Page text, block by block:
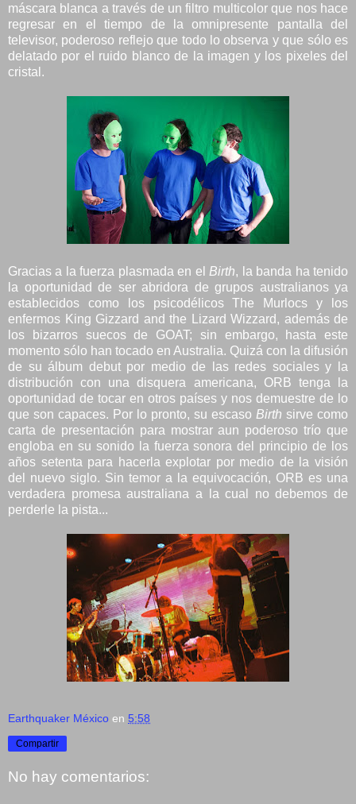
máscara blanca a través de un filtro multicolor que nos hace
regresar en el tiempo de la omnipresente pantalla del
televisor, poderoso reflejo que todo lo observa y que sólo es
delatado por el ruido blanco de la imagen y los pixeles del
cristal.
Gracias a la fuerza plasmada en el Birth, la banda ha tenido
la oportunidad de ser abridora de grupos australianos ya
establecidos como los psicodélicos The Murlocs y los
enfermos King Gizzard and the Lizard Wizzard, además de
los bizarros suecos de GOAT; sin embargo, hasta este
momento sólo han tocado en Australia. Quizá con la difusión
de su álbum debut por medio de las redes sociales y la
distribución con una disquera americana, ORB tenga la
oportunidad de tocar en otros países y nos demuestre de lo
que son capaces. Por lo pronto, su escaso Birth sirve como
carta de presentación para mostrar aun poderoso trío que
engloba en su sonido la fuerza sonora del principio de los
años setenta para hacerla explotar por medio de la visión
del nuevo siglo. Sin temor a la equivocación, ORB es una
verdadera promesa australiana a la cual no debemos de
perderle la pista...
Earthquaker México en 5:58
Compartir
No hay comentarios: